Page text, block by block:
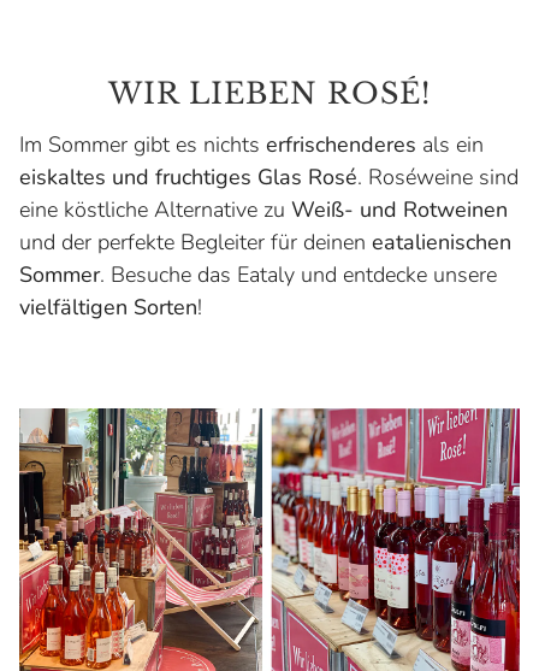
WIR LIEBEN ROSÉ!
Im Sommer gibt es nichts erfrischenderes als ein
eiskaltes und fruchtiges Glas Rosé. Roséweine sind
eine köstliche Alternative zu Weiß- und Rotweinen
und der perfekte Begleiter für deinen eatalienischen
Sommer. Besuche das Eataly und entdecke unsere
vielfältigen Sorten!